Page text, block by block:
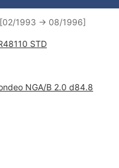
[02/1993 -> 08/1996]
STD
NGA/B 2.0 d84.8